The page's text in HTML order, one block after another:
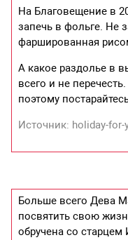
На Благовещение в
запечь в фольге. Не
фаршированная
А какое раздолье в
всего и не
поэтому
Источник: holiday-for-
Больше всего Дева
посвятить свою
обручена со